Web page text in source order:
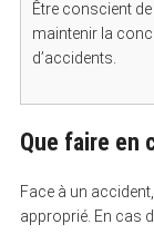
Être conscient
maintenir la
d’accidents.
Que faire en
Face à un
approprié. En cas